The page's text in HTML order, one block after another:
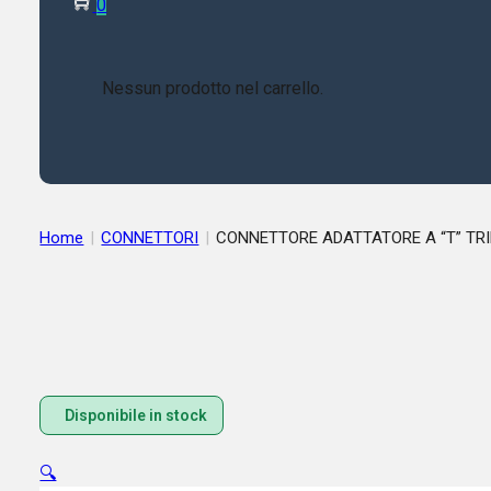
0
Nessun prodotto nel carrello.
Home | CONNETTORI |
Disponibile in stock
🔍